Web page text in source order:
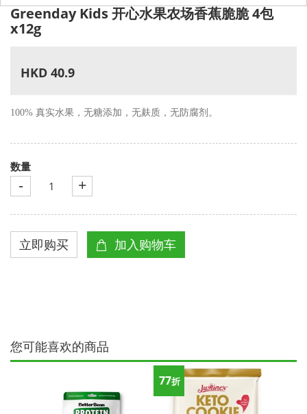
Greenday Kids 开心水果农场香蕉脆脆 4包
x12g
HKD 40.9
100% 真实水果，无糖添加，无麸质，无防腐剂。
数量
- +
您可能喜欢的商品
77折